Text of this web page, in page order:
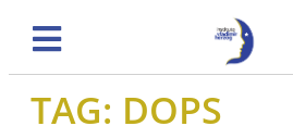
TAG: DOPS